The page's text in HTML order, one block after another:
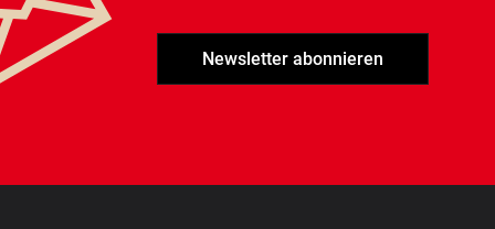
Newsletter abonnieren